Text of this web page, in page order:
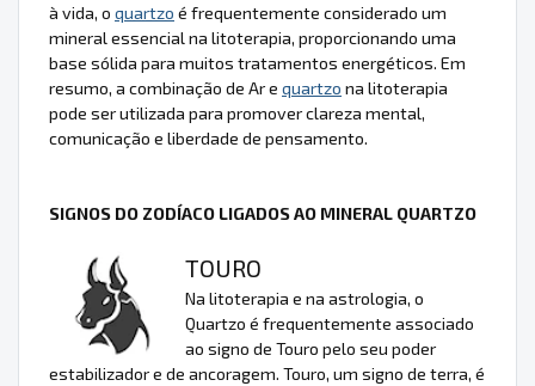
à vida, o quartzo é frequentemente considerado um
mineral essencial na litoterapia, proporcionando uma
base sólida para muitos tratamentos energéticos. Em
resumo, a combinação de Ar e quartzo na litoterapia
pode ser utilizada para promover clareza mental,
comunicação e liberdade de pensamento.
SIGNOS DO ZODÍACO LIGADOS AO MINERAL QUARTZO
TOURO
Na litoterapia e na astrologia, o
Quartzo é frequentemente associado
ao signo de Touro pelo seu poder
estabilizador e de ancoragem. Touro, um signo de terra, é